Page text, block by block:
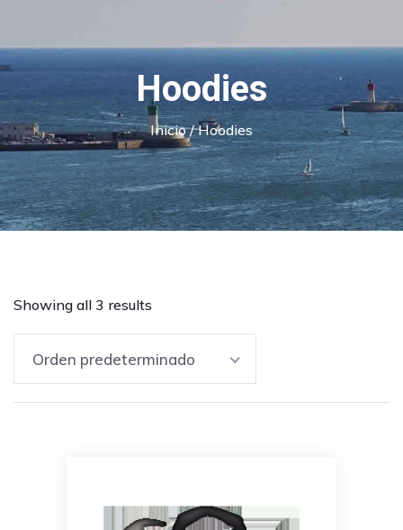
Hoodies
Inicio/ Hoodies
Showing all 3 results
Orden predeterminado